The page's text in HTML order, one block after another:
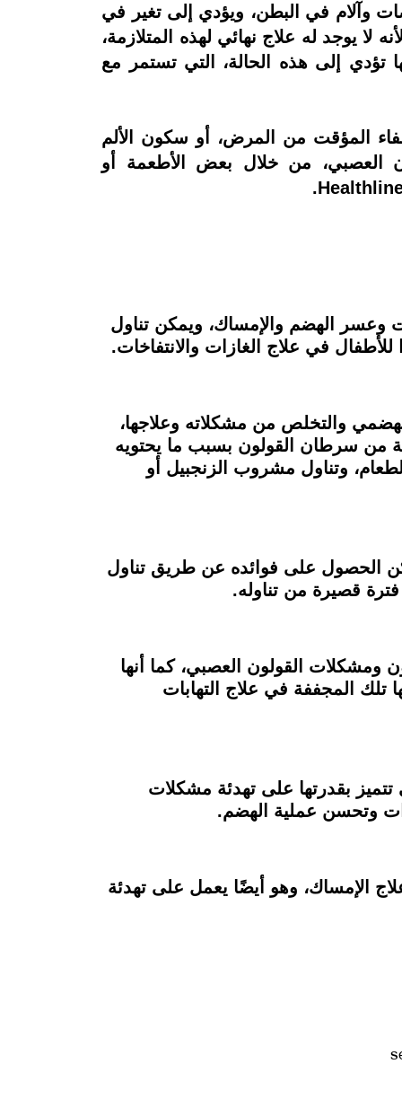
وآلام في البطن، ويؤدي إلى تغير في
لا يوجد له علاج نهائي لهذه المتلازمة،
تؤدي إلى هذه الحالة، التي تستمر مع
المؤقت من المرض، أو سكون الألم
العصبي، من خلال بعض الأطعمة أو
وعسر الهضم والإمساك، ويمكن تناول
في علاج الغازات والانتفاخات.
والتخلص من مشكلاته وعلاجها،
من سرطان القولون بسبب ما يحتويه
وتناول مشروب الزنجبيل أو
الحصول على فوائده عن طريق تناول
قصيرة من تناوله.
ومشكلات القولون العصبي، كما أنها
تلك المجففة في علاج التهابات
بقدرتها على تهدئة مشكلات
وتحسن عملية الهضم.
الإمساك، وهو أيضًا يعمل على تهدئة